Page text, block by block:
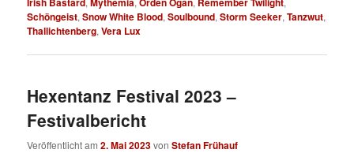
Schöngeist,Snow White Blood,Soulbound,Storm Seeker,Tanzwut,
Thallichtenberg,Vera Lux
Hexentanz Festival 2023 –
Festivalbericht
Veröffentlicht am2. Mai 2023vonStefan Frühauf